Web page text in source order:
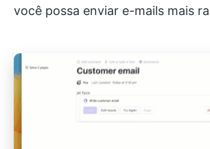
você possa enviar e-mails mais